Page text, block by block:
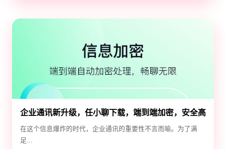
企业通讯新升级，任小聊下载，端到端加密，安全高
效！
在这个信息爆炸的时代，企业通讯的重要性不言而喻。为了满
足...